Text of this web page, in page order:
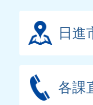
日進
各課